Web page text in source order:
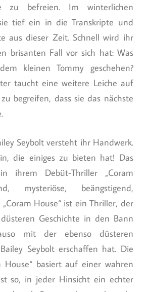
zu befreien. Im winterlichen
tief ein in die Transkripte und
aus dieser Zeit. Schnell wird ihr
brisanten Fall vor sich hat: Was
kleinen Tommy geschehen?
taucht eine weitere Leiche auf
begreifen, dass sie das nächste
Seybolt versteht ihr Handwerk.
die einiges zu bieten hat! Das
ihrem Debüt-Thriller „Coram
mysteriöse, beängstigend,
House“ ist ein Thriller, der
Geschichte in den Bann
mit der ebenso düsteren
Seybolt erschaffen hat. Die
House“ basiert auf einer wahren
so, in jeder Hinsicht ein echter